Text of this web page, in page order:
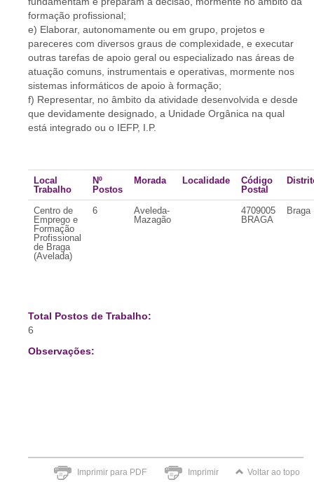
formação profissional;
e) Elaborar, autonomamente ou em grupo, projetos e
pareceres com diversos graus de complexidade, e executar
outras tarefas de apoio geral ou especializado nas áreas de
atuação comuns, instrumentais e operativas, mormente nos
sistemas informáticos de apoio à formação;
f) Representar, no âmbito da atividade desenvolvida e desde
que devidamente designado, a Unidade Orgânica na qual
está integrado ou o IEFP, I.P.
Local
Trabalho
Nº
Postos
Morada Localidade
Código
Postal
Centro de
Emprego e
Formação
Profissional
de Braga
(Avelada)
6
Aveleda-
Mazagão
4709005
BRAGA
Braga
Total Postos de Trabalho:
6
Observações:
Imprimir para PDF Imprimir Voltar ao topo